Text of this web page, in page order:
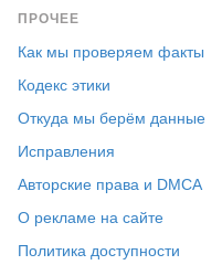
ПРОЧЕЕ
Как мы проверяем факты
Кодекс этики
Откуда мы берём данные
Исправления
Авторские права и DMCA
О рекламе на сайте
Политика доступности